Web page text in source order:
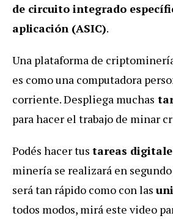
de circuito integrado
aplicación (ASIC).
Una plataforma de
es como una computadora
corriente. Despliega muchas
para hacer el trabajo de minar
Podés hacer tus tareas
minería se realizará en
será tan rápido como con las
todos modos, mirá este video